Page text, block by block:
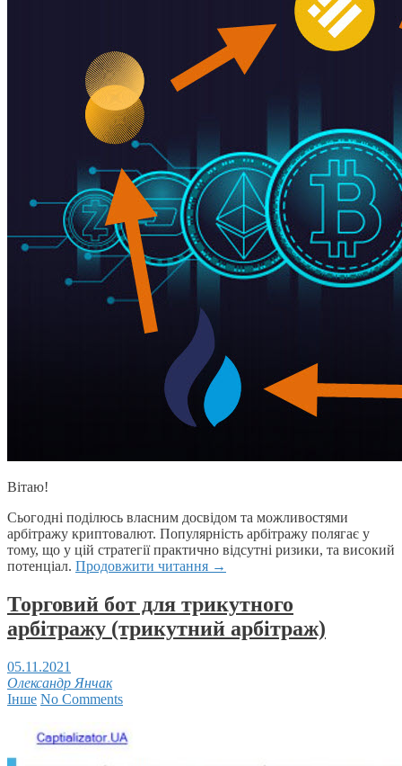
Вітаю!
Сьогодні поділюсь власним досвідом та можливостями
арбітражу криптовалют. Популярність арбітражу полягає у
тому, що у цій стратегії практично відсутні ризики, та високий
потенціал. Продовжити читання →
Торговий бот для трикутного
арбітражу (трикутний арбітраж)
05.11.2021
Олександр Янчак
Інше No Comments